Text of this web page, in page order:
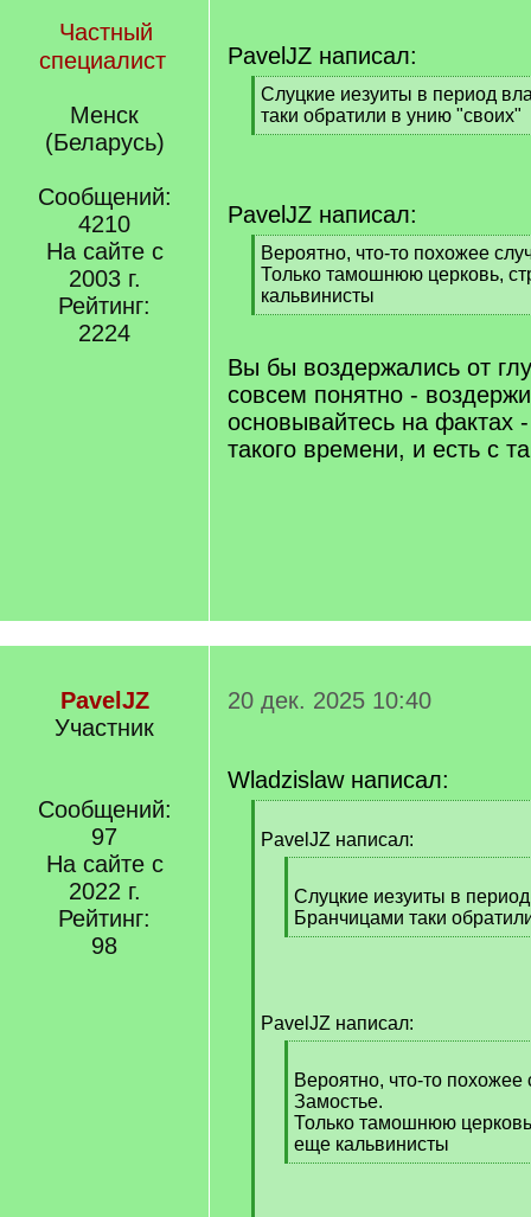
Частный
специалист
Менск
(Беларусь)
Сообщений:
4210
На сайте с
2003 г.
Рейтинг:
2224
PavelJZ написал:
[
q
]
Слуцкие иезуиты в период
таки обратили в унию "своих"
[
PavelJZ написал:
[
q
]
Вероятно, что-то похожее
Только тамошнюю церковь,
кальвинисты
[
q
Вы бы воздержались от
совсем понятно -
основывайтесь на фактах
такого времени, и есть с
PavelJZ
Участник
Сообщений:
97
На сайте с
2022 г.
Рейтинг:
98
20 дек. 2025 10:40
Wladzislaw написал:
q
PavelJZ написал:
q
]
Слуцкие иезуиты в
Бранчицами таки
[
PavelJZ написал:
q
]
Вероятно, что-то похожее
Замостье.
Только тамошнюю
еще кальвинисты
[